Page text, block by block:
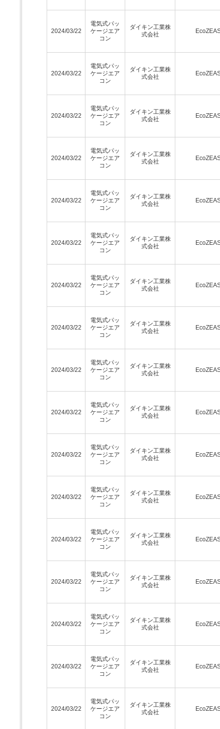
2024/03/22
電気式パッ
ケージエア
コン
ダイキン工業株
式会社
2024/03/22
電気式パッ
ケージエア
コン
ダイキン工業株
式会社
2024/03/22
電気式パッ
ケージエア
コン
ダイキン工業株
式会社
2024/03/22
電気式パッ
ケージエア
コン
ダイキン工業株
式会社
2024/03/22
電気式パッ
ケージエア
コン
ダイキン工業株
式会社
2024/03/22
電気式パッ
ケージエア
コン
ダイキン工業株
式会社
2024/03/22
電気式パッ
ケージエア
コン
ダイキン工業株
式会社
2024/03/22
電気式パッ
ケージエア
コン
ダイキン工業株
式会社
2024/03/22
電気式パッ
ケージエア
コン
ダイキン工業株
式会社
2024/03/22
電気式パッ
ケージエア
コン
ダイキン工業株
式会社
2024/03/22
電気式パッ
ケージエア
コン
ダイキン工業株
式会社
2024/03/22
電気式パッ
ケージエア
コン
ダイキン工業株
式会社
2024/03/22
電気式パッ
ケージエア
コン
ダイキン工業株
式会社
2024/03/22
電気式パッ
ケージエア
コン
ダイキン工業株
式会社
2024/03/22
電気式パッ
ケージエア
コン
ダイキン工業株
式会社
2024/03/22
電気式パッ
ケージエア
コン
ダイキン工業株
式会社
2024/03/22
電気式パッ
ケージエア
コン
ダイキン工業株
式会社